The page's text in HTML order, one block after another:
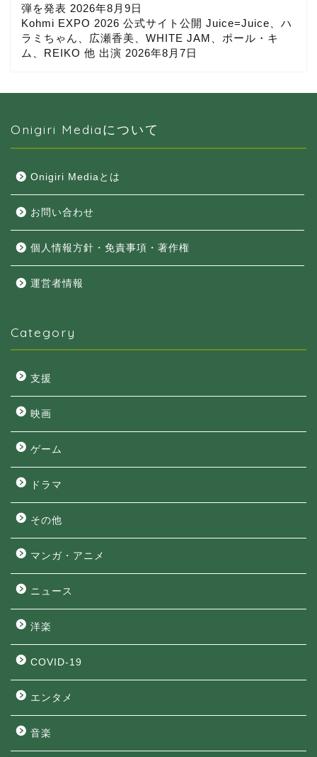
弾を発表 2026年8月9日
Kohmi EXPO 2026 公式サイト公開 Juice=Juice、ハ
ラミちゃん、広瀬香美、WHITE JAM、ポール・キ
ム、REIKO 他 出演 2026年8月7日
Onigiri Mediaについて
Onigiri Mediaとは
お問い合わせ
個人情報方針・免責事項・著作権
運営者情報
Category
支援
映画
ゲーム
ドラマ
その他
マンガ・アニメ
ニュース
洋楽
COVID-19
エンタメ
音楽